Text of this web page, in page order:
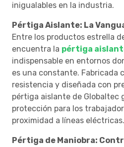
inigualables en la industria.
Pértiga Aislante: La
Entre los productos estrella
encuentra la pértiga
indispensable en entornos
es una constante. Fabricada
resistencia y diseñada con
pértiga aislante de Globaltec
protección para los
proximidad a líneas eléctricas.
Pértiga de Maniobra: